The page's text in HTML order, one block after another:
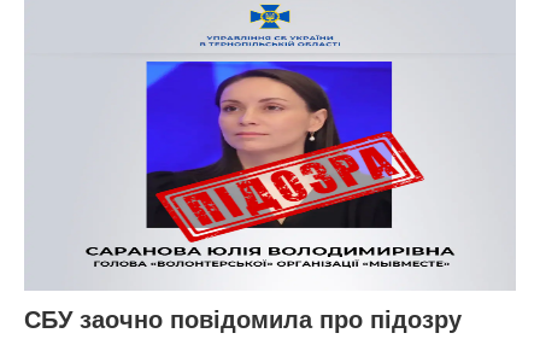
СБУ заочно повідомила про підозру